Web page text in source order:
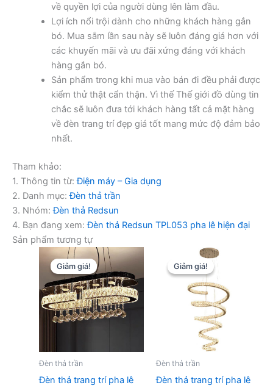
về quyền lợi của người dùng lên làm đầu.
Lợi ích nổi trội dành cho những khách hàng gắn
bó. Mua sắm lần sau này sẽ luôn đáng giá hơn với
các khuyến mãi và ưu đãi xứng đáng với khách
hàng gắn bó.
Sản phẩm trong khi mua vào bán đi đều phải được
kiểm thử thật cẩn thận. Vì thế Thế giới đồ dùng tin
chắc sẽ luôn đưa tới khách hàng tất cả mặt hàng
về đèn trang trí đẹp giá tốt mang mức độ đảm bảo
nhất.
Tham khảo:
1. Thông tin từ:Điện máy – Gia dụng
2. Danh mục:Đèn thả trần
3. Nhóm:Đèn thả Redsun
4. Bạn đang xem:Đèn thả Redsun TPL053 pha lê hiện đại
Sản phẩm tương tự
Giảm giá!
Giảm giá!
Đèn thả trần
Đèn thả trang trí pha lê
Giảm giá!
Giảm giá!
Đèn thả trần
Đèn thả trang trí pha lê